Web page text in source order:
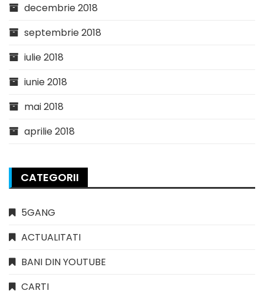
decembrie 2018
septembrie 2018
iulie 2018
iunie 2018
mai 2018
aprilie 2018
CATEGORII
5GANG
ACTUALITATI
BANI DIN YOUTUBE
CARTI